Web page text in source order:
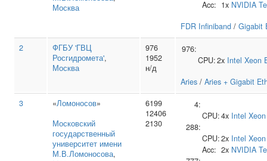
Москва
Acc: 1x NVIDIA
FDR Infiniband / Gigabit
2
ФГБУ 'ГВЦ
Росгидромета',
Москва
976
1952
н/д
976:
CPU:2x Intel Xeon
Aries / Aries + Gigabit
3
«Ломоносов»
Московский
государственный
университет имени
М.В.Ломоносова,
6199
12406
2130
4:
CPU:4x Intel
288:
CPU:2x Intel
Acc: 2x NVIDIA